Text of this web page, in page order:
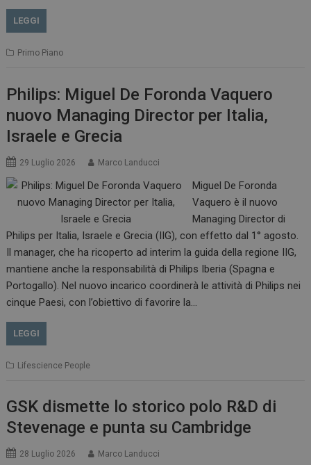
LEGGI
Primo Piano
Philips: Miguel De Foronda Vaquero
nuovo Managing Director per Italia,
Israele e Grecia
29 Luglio 2026 Marco Landucci
Miguel De Foronda
Vaquero è il nuovo
Managing Director di
Philips per Italia, Israele e Grecia (IIG), con effetto dal 1° agosto.
Il manager, che ha ricoperto ad interim la guida della regione IIG,
mantiene anche la responsabilità di Philips Iberia (Spagna e
Portogallo). Nel nuovo incarico coordinerà le attività di Philips nei
cinque Paesi, con l’obiettivo di favorire la…
LEGGI
Lifescience People
GSK dismette lo storico polo R&D di
Stevenage e punta su Cambridge
28 Luglio 2026 Marco Landucci